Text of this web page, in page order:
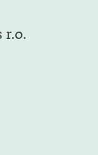
r.o.